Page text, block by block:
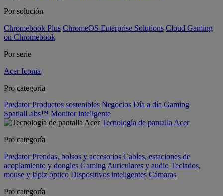
Por solución
Chromebook Plus ChromeOS Enterprise Solutions Cloud Gaming
on Chromebook
Por serie
Acer Iconia
Pro categoría
Predator Productos sostenibles Negocios Día a día Gaming
SpatialLabs™ Monitor inteligente
Tecnología de pantalla Acer
Pro categoría
Predator Prendas, bolsos y accesorios Cables, estaciones de
acoplamiento y dongles Gaming Auriculares y audio Teclados,
mouse y lápiz óptico Dispositivos inteligentes Cámaras
Pro categoría